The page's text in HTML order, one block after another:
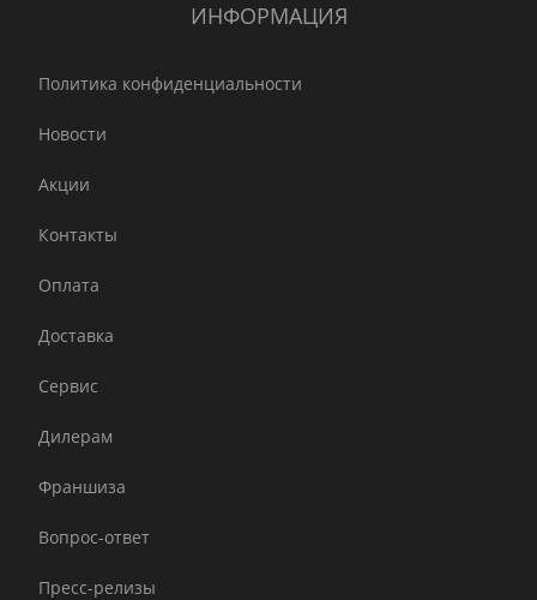
ИНФОРМАЦИЯ
Политика конфиденциальности
Новости
Акции
Контакты
Оплата
Доставка
Сервис
Дилерам
Франшиза
Вопрос-ответ
Пресс-релизы